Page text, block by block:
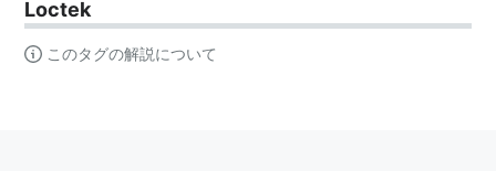
Loctek
このタグの解説について